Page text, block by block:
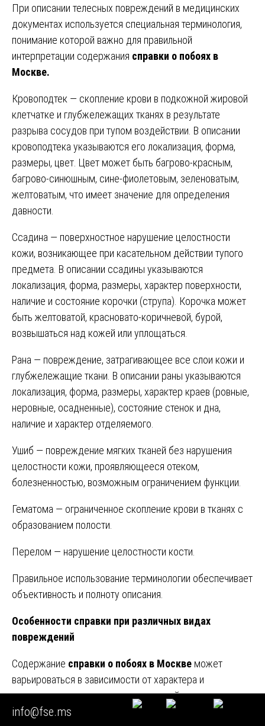
При описании телесных повреждений в медицинских
документах используется специальная терминология,
понимание которой важно для правильной
интерпретации содержания справки о побоях в
Москве.
Кровоподтек — скопление крови в подкожной жировой
клетчатке и глубжележащих тканях в результате
разрыва сосудов при тупом воздействии. В описании
кровоподтека указываются его локализация, форма,
размеры, цвет. Цвет может быть багрово-красным,
багрово-синюшным, сине-фиолетовым, зеленоватым,
желтоватым, что имеет значение для определения
давности.
Ссадина — поверхностное нарушение целостности
кожи, возникающее при касательном действии тупого
предмета. В описании ссадины указываются
локализация, форма, размеры, характер поверхности,
наличие и состояние корочки (струпа). Корочка может
быть желтоватой, красновато-коричневой, бурой,
возвышаться над кожей или уплощаться.
Рана — повреждение, затрагивающее все слои кожи и
глубжележащие ткани. В описании раны указываются
локализация, форма, размеры, характер краев (ровные,
неровные, осадненные), состояние стенок и дна,
наличие и характер отделяемого.
Ушиб — повреждение мягких тканей без нарушения
целостности кожи, проявляющееся отеком,
болезненностью, возможным ограничением функции.
Гематома — ограниченное скопление крови в тканях с
образованием полости.
Перелом — нарушение целостности кости.
Правильное использование терминологии обеспечивает
объективность и полноту описания.
Особенности справки при различных видах
повреждений
Содержание справки о побоях в Москве может
варьироваться в зависимости от характера и
локализации выявленных повреждений, что отражает
специфику различных видов травм.
info@fse.ms